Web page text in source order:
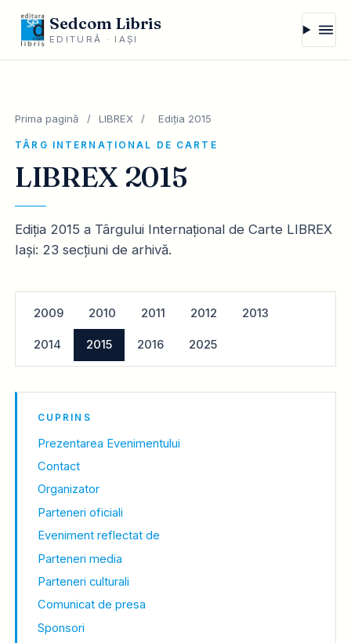
Sedcom Libris
EDITURĂ · IAȘI
Prima pagină / LIBREX / Ediția 2015
TÂRG INTERNAȚIONAL DE CARTE
LIBREX 2015
Ediția 2015 a Târgului Internațional de Carte LIBREX
Iași: 23 secțiuni de arhivă.
2009 2010 2011 2012 2013
2014 2015 2016 2025
CUPRINS
Prezentarea Evenimentului
Contact
Organizator
Parteneri oficiali
Eveniment reflectat de
Parteneri media
Parteneri culturali
Comunicat de presa
Sponsori